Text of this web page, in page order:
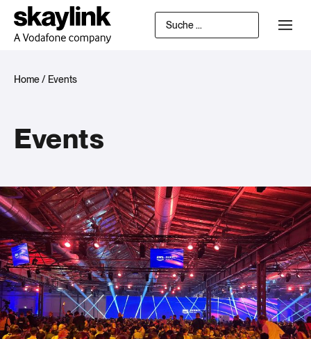
Home/ Events
Events